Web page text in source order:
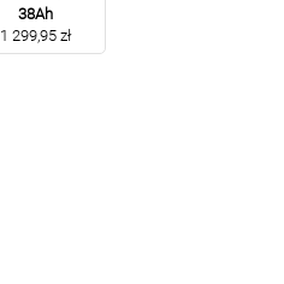
38Ah
1 299,95 zł